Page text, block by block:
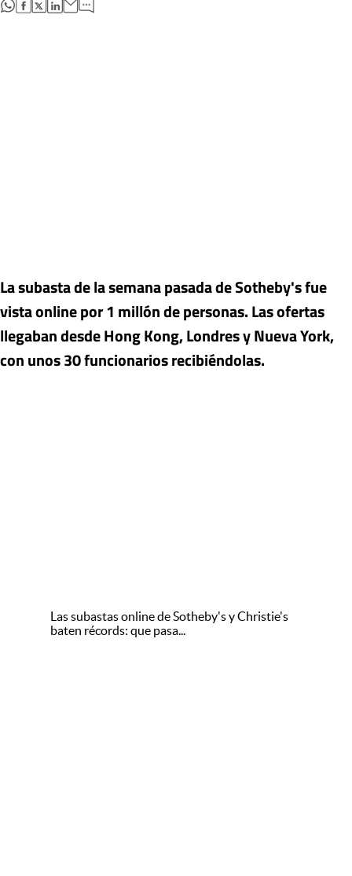
abre en nueva pestaña
abre en nueva pestaña
abre en nueva pestaña
abre en nueva pestaña
La subasta de la semana pasada de Sotheby's fue
vista online por 1 millón de personas. Las ofertas
llegaban desde Hong Kong, Londres y Nueva York,
con unos 30 funcionarios recibiéndolas.
Las subastas online de Sotheby's y Christie's
baten récords: que pasa...